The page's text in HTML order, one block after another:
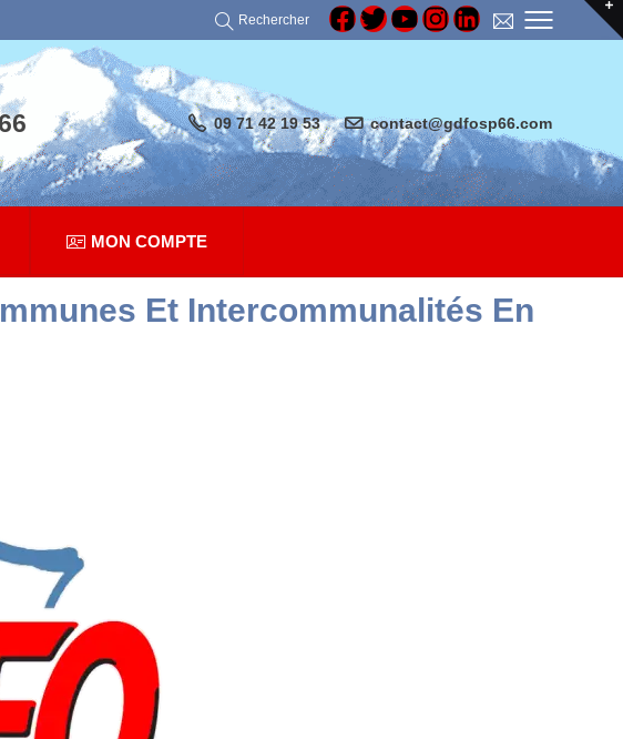
Rechercher
09 71 42 19 53 contact@gdfosp66.com
MON COMPTE
Et Intercommunalités En